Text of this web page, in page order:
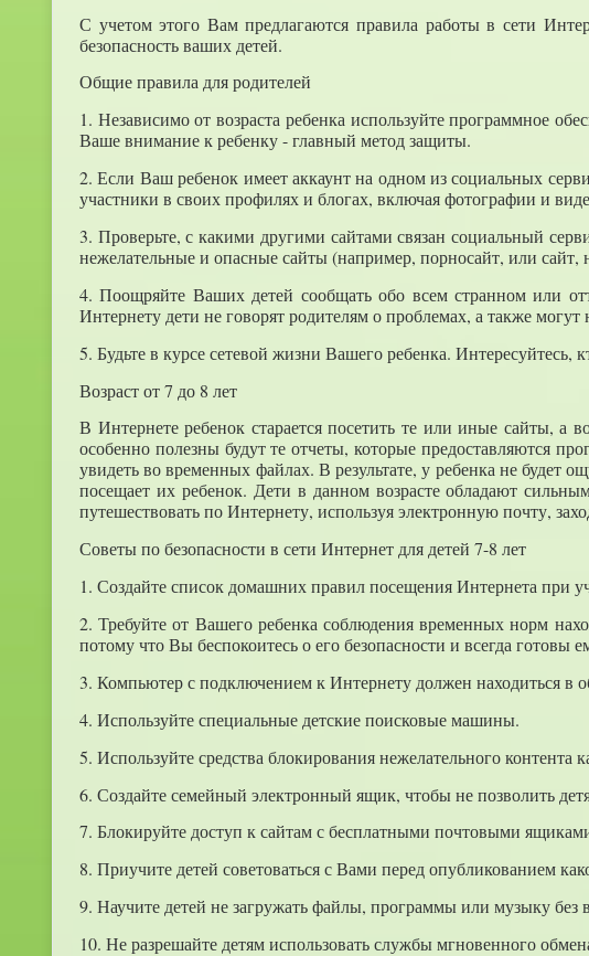
С учетом этого Вам предлагаются правила работы в сети
безопасность ваших детей.
Общие правила для родителей
1. Независимо от возраста ребенка используйте программное
Ваше внимание к ребенку - главный метод защиты.
2. Если Ваш ребенок имеет аккаунт на одном из социальных
участники в своих профилях и блогах, включая фотографии и
3. Проверьте, с какими другими сайтами связан социальный
нежелательные и опасные сайты (например, порносайт, или
4. Поощряйте Ваших детей сообщать обо всем странном или
Интернету дети не говорят родителям о проблемах, а также
5. Будьте в курсе сетевой жизни Вашего ребенка. Интересуйтесь,
Возраст от 7 до 8 лет
В Интернете ребенок старается посетить те или иные сайты,
особенно полезны будут те отчеты, которые предоставляются
увидеть во временных файлах. В результате, у ребенка не будет
посещает их ребенок. Дети в данном возрасте обладают
путешествовать по Интернету, используя электронную почту,
Советы по безопасности в сети Интернет для детей 7-8 лет
1. Создайте список домашних правил посещения Интернета при
2. Требуйте от Вашего ребенка соблюдения временных норм
потому что Вы беспокоитесь о его безопасности и всегда готовы
3. Компьютер с подключением к Интернету должен находиться в
4. Используйте специальные детские поисковые машины.
5. Используйте средства блокирования нежелательного
6. Создайте семейный электронный ящик, чтобы не позволить
7. Блокируйте доступ к сайтам с бесплатными почтовыми
8. Приучите детей советоваться с Вами перед опубликованием
9. Научите детей не загружать файлы, программы или музыку без
10. Не разрешайте детям использовать службы мгновенного